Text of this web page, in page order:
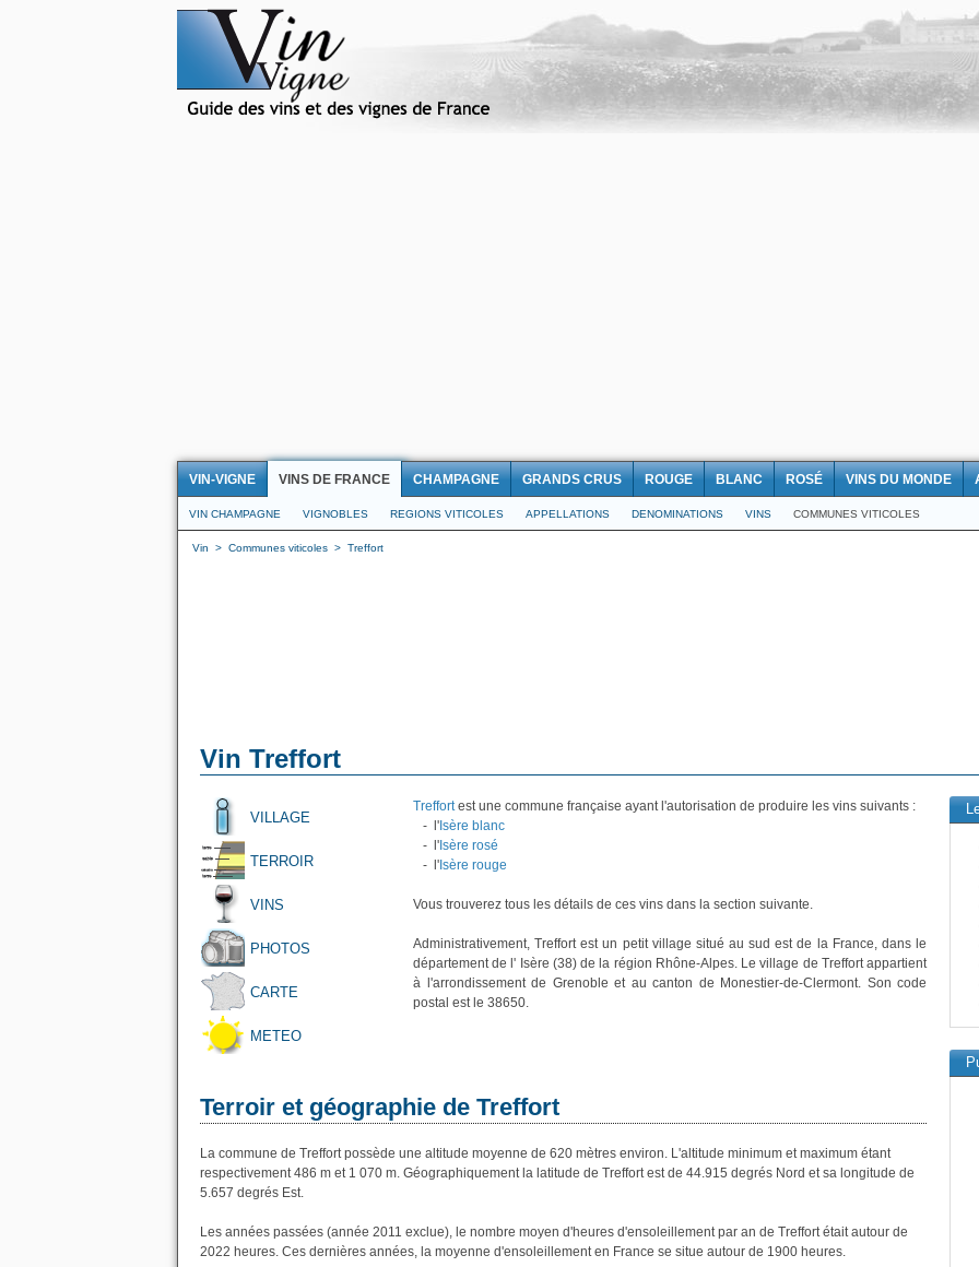
VIN-VIGNE VINS DE FRANCE CHAMPAGNE GRANDS CRUS ROUGE BLANC ROSÉ VINS DU MONDE
VIN CHAMPAGNE VIGNOBLES REGIONS VITICOLES APPELLATIONS DENOMINATIONS VINS COMMUNES VITICOLES
Vin > Communes viticoles > Treffort
Vin Treffort
VILLAGE
TERROIR
VINS
PHOTOS
CARTE
METEO
Treffortest une commune française ayant l'autorisation de produire les vins suivants :
- l' Isère blanc
- l' Isère rosé
- l' Isère rouge
Vous trouverez tous les détails de ces vins dans la section suivante.
Administrativement, Treffort est un petit village situé au sud est de la France, dans le
département de l' Isère (38) de la région Rhône-Alpes. Le village de Treffort appartient
à l'arrondissement de Grenoble et au canton de Monestier-de-Clermont. Son code
postal est le 38650.
Terroir et géographie de Treffort
La commune de Treffort possède une altitude moyenne de 620 mètres environ. L'altitude minimum et maximum étant
respectivement 486 m et 1 070 m. Géographiquement la latitude de Treffort est de 44.915 degrés Nord et sa longitude de
5.657 degrés Est.
Les années passées (année 2011 exclue), le nombre moyen d'heures d'ensoleillement par an de Treffort était autour de
2022 heures. Ces dernières années, la moyenne d'ensoleillement en France se situe autour de 1900 heures.